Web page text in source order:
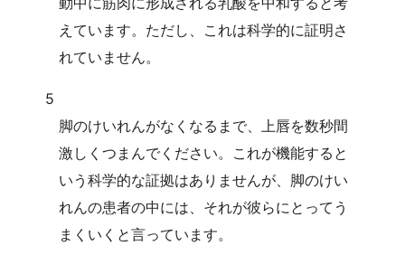
えています。ただし、これは科学的に証明さ
れていません。
5
脚のけいれんがなくなるまで、上唇を数秒間
激しくつまんでください。これが機能すると
いう科学的な証拠はありませんが、脚のけい
れんの患者の中には、それが彼らにとってう
まくいくと言っています。